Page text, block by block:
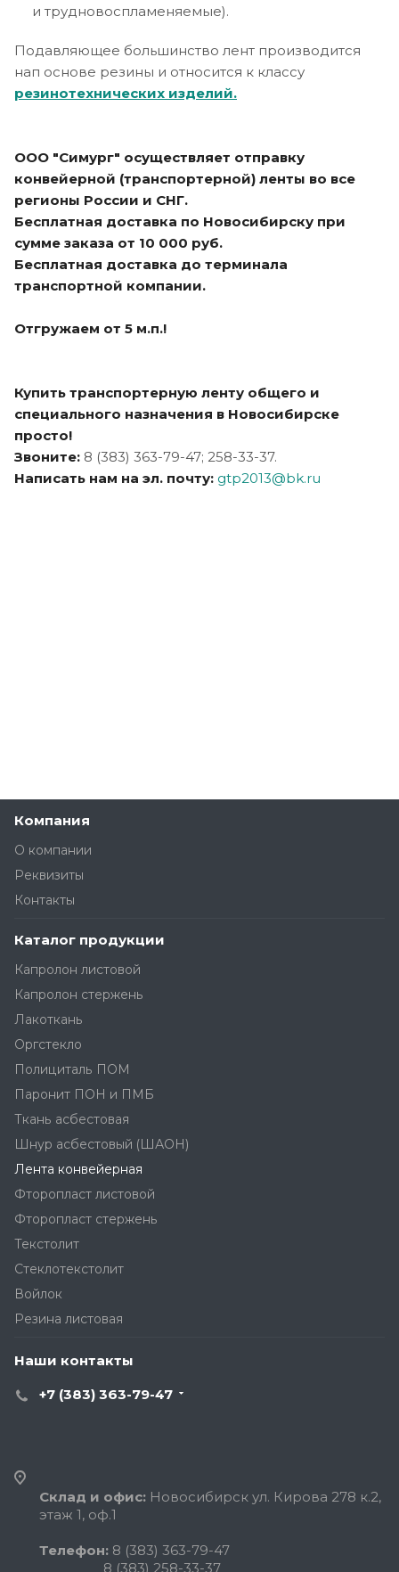
и трудновоспламеняемые).
Подавляющее большинство лент производится
нап основе резины и относится к классу
резинотехнических изделий.
ООО "Симург" осуществляет отправку
конвейерной (транспортерной) ленты во все
регионы России и СНГ.
Бесплатная доставка по Новосибирску при
сумме заказа от 10 000 руб.
Бесплатная доставка до терминала
транспортной компании.
Отгружаем от 5 м.п.!
Купить транспортерную ленту общего и
специального назначения в Новосибирске
просто!
Звоните: 8 (383) 363-79-47; 258-33-37.
Написать нам на эл. почту: gtp2013@bk.ru
Компания
О компании
Реквизиты
Контакты
Каталог продукции
Капролон листовой
Капролон стержень
Лакоткань
Оргстекло
Полициталь ПОМ
Паронит ПОН и ПМБ
Ткань асбестовая
Шнур асбестовый (ШАОН)
Лента конвейерная
Фторопласт листовой
Фторопласт стержень
Текстолит
Стеклотекстолит
Войлок
Резина листовая
Наши контакты
+7 (383) 363-79-47
Склад и офис: Новосибирск ул. Кирова 278 к.2,
этаж 1, оф.1
Телефон: 8 (383) 363-79-47
8 (383) 258-33-37